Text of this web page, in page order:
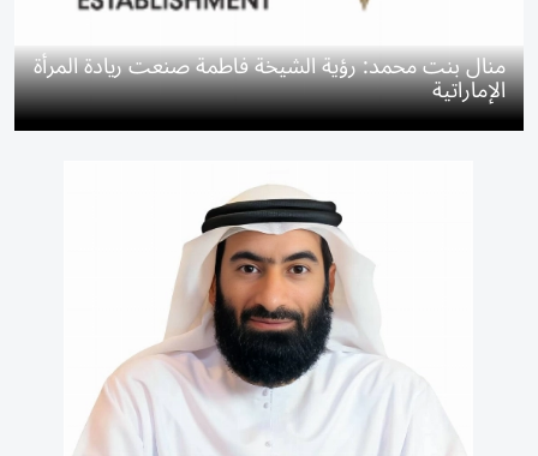
منال بنت محمد: رؤية الشيخة فاطمة صنعت ريادة المرأة
الإماراتية